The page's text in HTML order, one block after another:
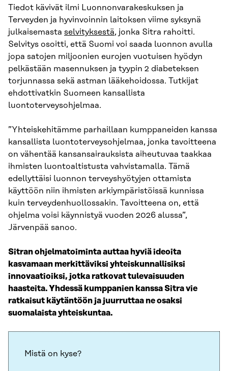
Tiedot kävivät ilmi Luonnonvarakeskuksen ja
Terveyden ja hyvinvoinnin laitoksen viime syksynä
julkaisemasta selvityksestä, jonka Sitra rahoitti.
Selvitys osoitti, että Suomi voi saada luonnon avulla
jopa satojen miljoonien eurojen vuotuisen hyödyn
pelkästään masennuksen ja tyypin 2 diabeteksen
torjunnassa sekä astman lääkehoidossa. Tutkijat
ehdottivatkin Suomeen kansallista
luontoterveysohjelmaa.
”Yhteiskehitämme parhaillaan kumppaneiden kanssa
kansallista luontoterveysohjelmaa, jonka tavoitteena
on vähentää kansansairauksista aiheutuvaa taakkaa
ihmisten luontoaltistusta vahvistamalla. Tämä
edellyttäisi luonnon terveyshyötyjen ottamista
käyttöön niin ihmisten arkiympäristöissä kunnissa
kuin terveydenhuollossakin. Tavoitteena on, että
ohjelma voisi käynnistyä vuoden 2026 alussa”,
Järvenpää sanoo.
Sitran ohjelmatoiminta auttaa hyviä ideoita
kasvamaan merkittäviksi yhteiskunnallisiksi
innovaatioiksi, jotka ratkovat tulevaisuuden
haasteita. Yhdessä kumppanien kanssa Sitra vie
ratkaisut käytäntöön ja juurruttaa ne osaksi
suomalaista yhteiskuntaa.
Mistä on kyse?